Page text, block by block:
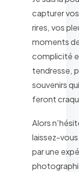
capturer
rires, vos
moments
complicité
tendresse,
souvenirs
feront
Alors
laissez-
par une